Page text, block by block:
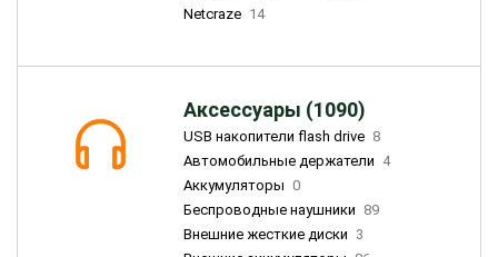
Netcraze 14
Аксессуары (1090)
USB накопители flash drive 8
Автомобильные держатели 4
Аккумуляторы 0
Беспроводные наушники 89
Внешние жесткие диски 3